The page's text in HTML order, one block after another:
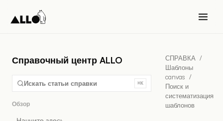
Справочный центр ALLO
Искать статьи справки ⌘K
Обзор
СПРАВКА /
Шаблоны
canvas /
Поиск и
систематизация
шаблонов